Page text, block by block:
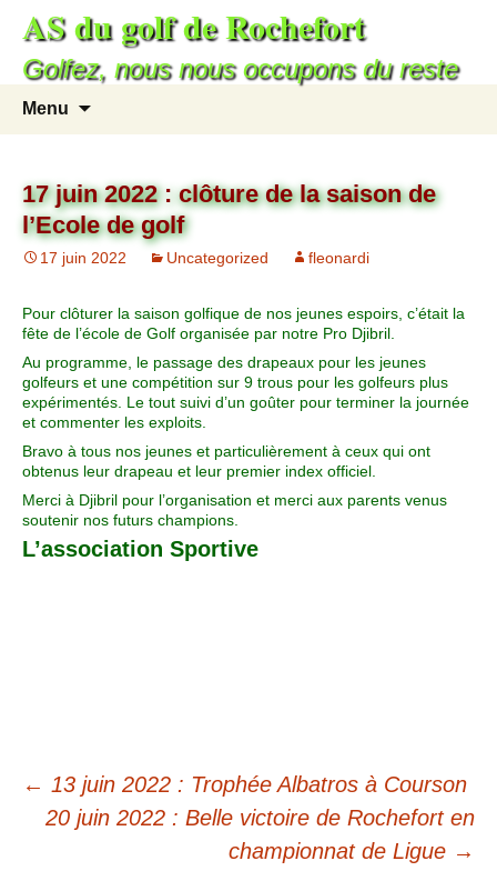
AS du golf de Rochefort
Golfez, nous nous occupons du reste
Menu
17 juin 2022 : clôture de la saison de
l’Ecole de golf
17 juin 2022 Uncategorized fleonardi
Pour clôturer la saison golfique de nos jeunes espoirs, c’était la
fête de l’école de Golf organisée par notre Pro Djibril.
Au programme, le passage des drapeaux pour les jeunes
golfeurs et une compétition sur 9 trous pour les golfeurs plus
expérimentés. Le tout suivi d’un goûter pour terminer la journée
et commenter les exploits.
Bravo à tous nos jeunes et particulièrement à ceux qui ont
obtenus leur drapeau et leur premier index officiel.
Merci à Djibril pour l’organisation et merci aux parents venus
soutenir nos futurs champions.
L’association Sportive
← 13 juin 2022 : Trophée Albatros à Courson
20 juin 2022 : Belle victoire de Rochefort en
championnat de Ligue →